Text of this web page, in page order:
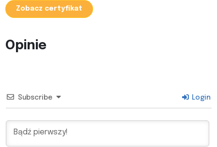
Zobacz certyfikat
Opinie
Subscribe Login